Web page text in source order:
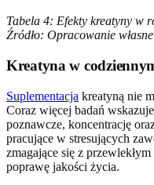
Tabela 4: Efekty kreatyny w
Źródło: Opracowanie
Kreatyna w
Suplementacja kreatyną nie
Coraz więcej badań
poznawcze, koncentrację
pracujące w stresujących
zmagające się z
poprawę jakości życia.